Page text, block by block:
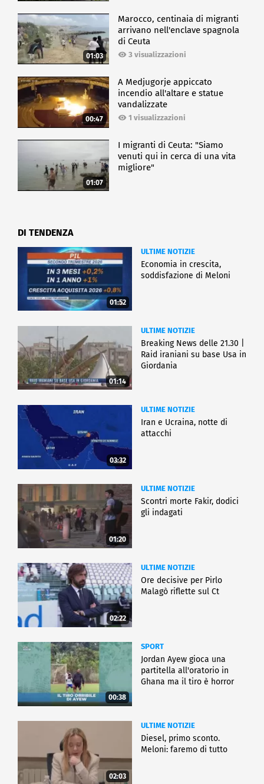
01:03
Marocco, centinaia di migranti
arrivano nell'enclave spagnola
di Ceuta
3 visualizzazioni
00:47
A Medjugorje appiccato
incendio all'altare e statue
vandalizzate
1 visualizzazioni
01:07
I migranti di Ceuta: "Siamo
venuti qui in cerca di una vita
migliore"
DI TENDENZA
01:52
ULTIME NOTIZIE
Economia in crescita,
soddisfazione di Meloni
01:14
ULTIME NOTIZIE
Breaking News delle 21.30 |
Raid iraniani su base Usa in
Giordania
03:32
ULTIME NOTIZIE
Iran e Ucraina, notte di
attacchi
01:20
ULTIME NOTIZIE
Scontri morte Fakir, dodici
gli indagati
02:22
ULTIME NOTIZIE
Ore decisive per Pirlo
Malagò riflette sul Ct
00:38
SPORT
Jordan Ayew gioca una
partitella all'oratorio in
Ghana ma il tiro è horror
02:03
ULTIME NOTIZIE
Diesel, primo sconto.
Meloni: faremo di tutto